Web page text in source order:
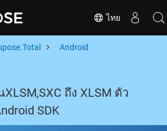
ไทย
Android
ถึง XLSM ตัว
SDK